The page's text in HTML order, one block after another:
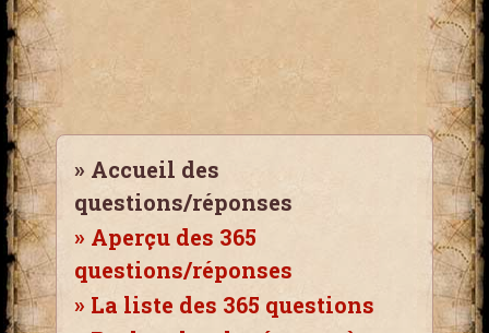
» Accueil des
questions/réponses
» Aperçu des 365
questions/réponses
» La liste des 365 questions